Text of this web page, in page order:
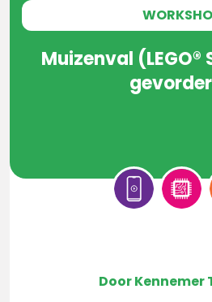
Muizenval (LEGO®
Door Kennemer